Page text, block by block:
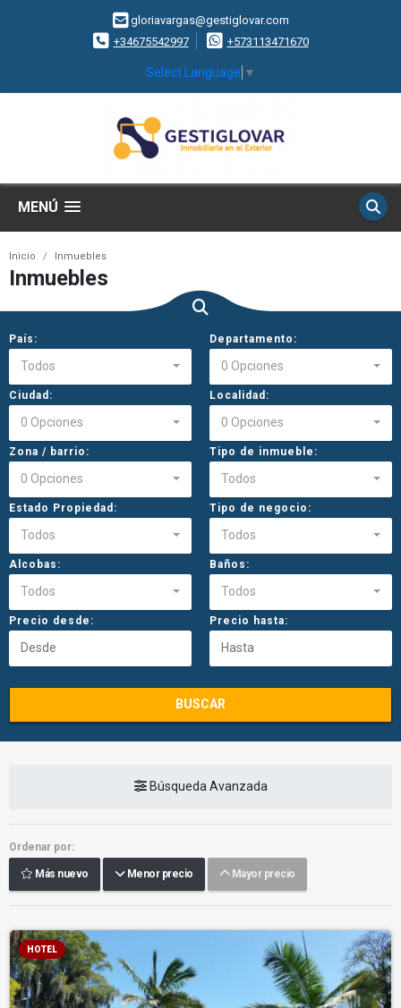
gloriavargas@gestiglovar.com
+34675542997
+573113471670
Select Language ▼
MENÚ
Inicio Inmuebles
Inmuebles
País:
Todos
Departamento:
0 Opciones
Ciudad:
0 Opciones
Localidad:
0 Opciones
Zona / barrio:
0 Opciones
Tipo de inmueble:
Todos
Estado Propiedad:
Todos
Tipo de negocio:
Todos
Alcobas:
Todos
Baños:
Todos
Precio desde: Precio hasta:
BUSCAR
Búsqueda Avanzada
Ordenar por:
Más nuevo Menor precio Mayor precio
HOTEL